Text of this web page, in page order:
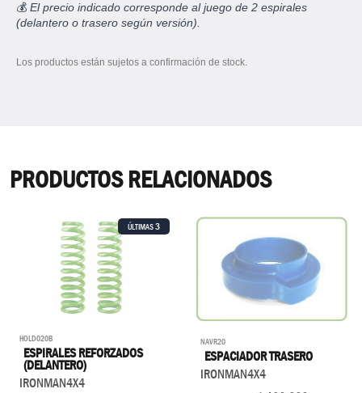
💰 El precio indicado corresponde al juego de 2 espirales
(delantero o trasero según versión).
Los productos están sujetos a confirmación de stock.
PRODUCTOS RELACIONADOS
ÚLTIMAS3
HOLD020B
ESPIRALES REFORZADOS
(DELANTERO)
IRONMAN4X4
NAVR20
ESPACIADOR TRASERO
IRONMAN4X4